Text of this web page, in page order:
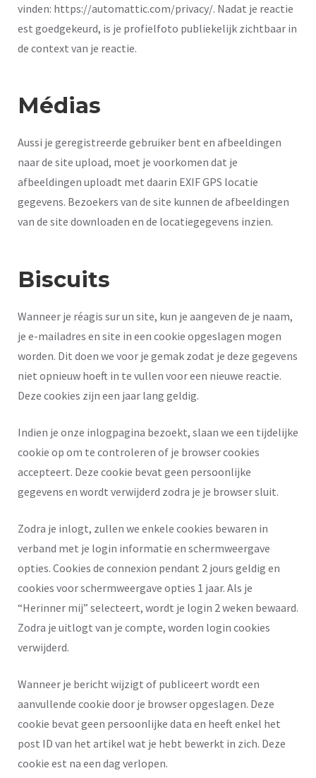
vinden: https://automattic.com/privacy/. Nadat je reactie
est goedgekeurd, is je profielfoto publiekelijk zichtbaar in
de context van je reactie.
Médias
Aussi je geregistreerde gebruiker bent en afbeeldingen
naar de site upload, moet je voorkomen dat je
afbeeldingen uploadt met daarin EXIF GPS locatie
gegevens. Bezoekers van de site kunnen de afbeeldingen
van de site downloaden en de locatiegegevens inzien.
Biscuits
Wanneer je réagis sur un site, kun je aangeven de je naam,
je e-mailadres en site in een cookie opgeslagen mogen
worden. Dit doen we voor je gemak zodat je deze gegevens
niet opnieuw hoeft in te vullen voor een nieuwe reactie.
Deze cookies zijn een jaar lang geldig.
Indien je onze inlogpagina bezoekt, slaan we een tijdelijke
cookie op om te controleren of je browser cookies
accepteert. Deze cookie bevat geen persoonlijke
gegevens en wordt verwijderd zodra je je browser sluit.
Zodra je inlogt, zullen we enkele cookies bewaren in
verband met je login informatie en schermweergave
opties. Cookies de connexion pendant 2 jours geldig en
cookies voor schermweergave opties 1 jaar. Als je
“Herinner mij” selecteert, wordt je login 2 weken bewaard.
Zodra je uitlogt van je compte, worden login cookies
verwijderd.
Wanneer je bericht wijzigt of publiceert wordt een
aanvullende cookie door je browser opgeslagen. Deze
cookie bevat geen persoonlijke data en heeft enkel het
post ID van het artikel wat je hebt bewerkt in zich. Deze
cookie est na een dag verlopen.